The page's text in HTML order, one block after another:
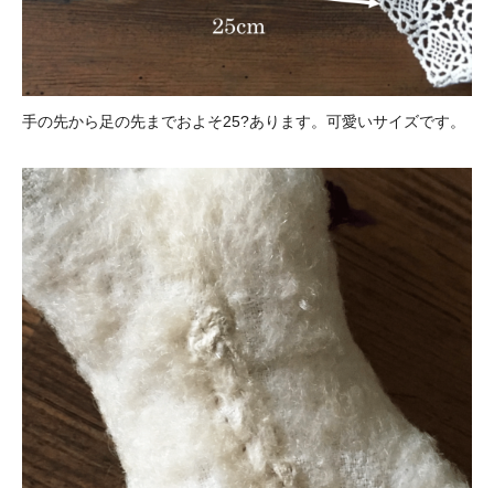
手の先から足の先までおよそ25?あります。可愛いサイズです。